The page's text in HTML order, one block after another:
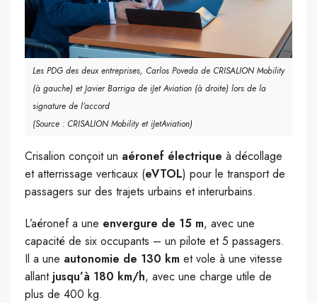
Les PDG des deux entreprises, Carlos Poveda de CRISALION Mobility
(à gauche) et Javier Barriga de iJet Aviation (à droite) lors de la
signature de l’accord
(Source : CRISALION Mobility et iJetAviation)
Crisalion conçoit un aéronef électrique à décollage
et atterrissage verticaux (eVTOL) pour le transport de
passagers sur des trajets urbains et interurbains.
L’aéronef a une envergure de 15 m, avec une
capacité de six occupants – un pilote et 5 passagers.
Il a une autonomie de 130 km et vole à une vitesse
allantjusqu’à 180 km/h, avec une charge utile de
plus de 400 kg.